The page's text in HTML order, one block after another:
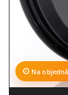
Na